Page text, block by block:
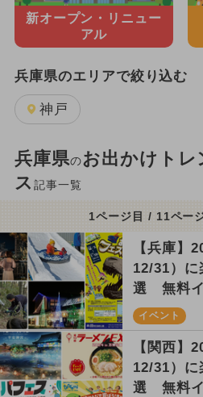
新オープン・ リニュー
アル
兵庫県のエリアで絞り込む
神戸
兵庫県のお出かけトレ
ス 記事一覧
1ページ目 / 11ペー
【兵庫】
12/31）に
選 無料イ
イベント
【関西】
12/31）に
選 無料イ